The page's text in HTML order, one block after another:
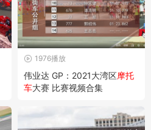
1976播放
伟业达 GP：2021大湾区摩托
车大赛 比赛视频合集